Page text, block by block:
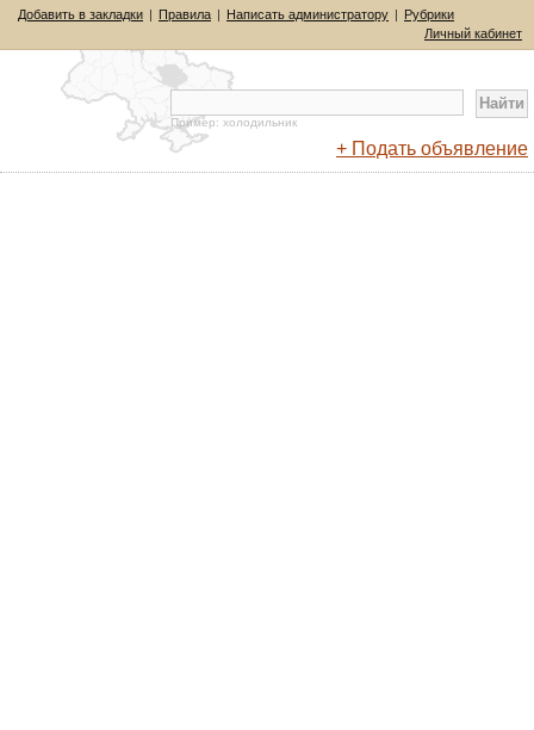
Добавить в закладки | Правила | Написать администратору | Рубрики
Личный кабинет
Пример: холодильник
+ Подать объявление